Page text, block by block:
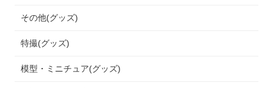
その他(グッズ)
特撮(グッズ)
模型・ミニチュア(グッズ)